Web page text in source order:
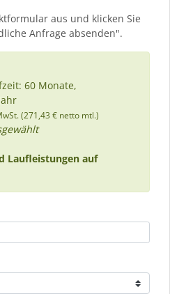
aus und klicken Sie
Anfrage absenden".
60 Monate,
(271,43 € netto mtl.)
Laufleistungen auf